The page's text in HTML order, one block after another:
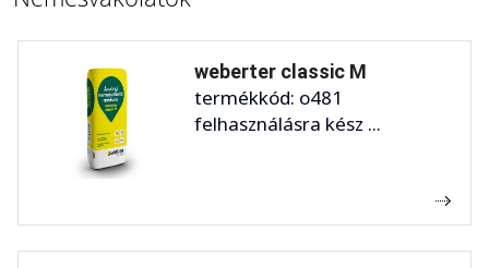
weberter classic M
termékkód: o481
felhasználásra kész ...